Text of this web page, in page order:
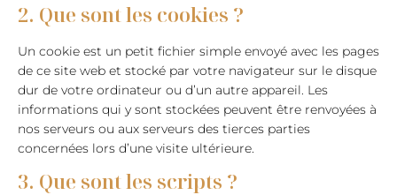
2. Que sont les cookies ?
Un cookie est un petit fichier simple envoyé avec les pages
de ce site web et stocké par votre navigateur sur le disque
dur de votre ordinateur ou d’un autre appareil. Les
informations qui y sont stockées peuvent être renvoyées à
nos serveurs ou aux serveurs des tierces parties
concernées lors d’une visite ultérieure.
3. Que sont les scripts ?